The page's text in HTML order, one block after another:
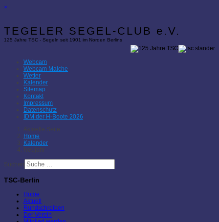
×
TEGELER SEGEL-CLUB e.V.
125 Jahre TSC - Segeln seit 1901 im Norden Berlins
Webcam
Webcam Malche
Wetter
Kalender
Sitemap
Kontakt
Impressum
Datenschutz
IDM der H-Boote 2026
Aktuelle Seite:
Home
Kalender
Neujahr
Suchen
TSC-Berlin
Home
Aktuell
Rundschreiben
Der Verein